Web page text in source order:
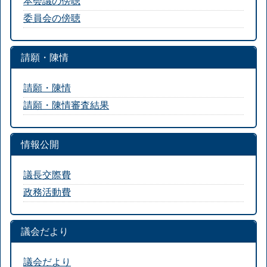
委員会の傍聴
請願・陳情
請願・陳情
請願・陳情審査結果
情報公開
議長交際費
政務活動費
議会だより
議会だより